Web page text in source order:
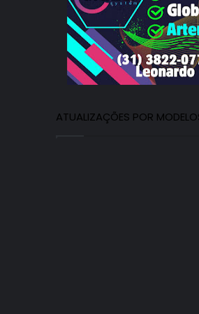
ATUALIZAÇÕES POR